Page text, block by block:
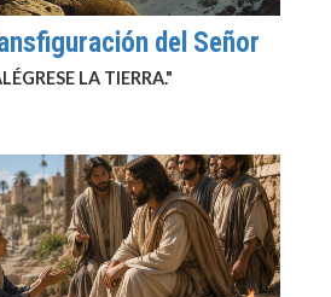
del Señor
LA TIERRA."